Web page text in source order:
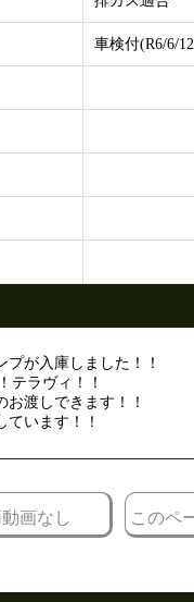
車検付(R6/6/
プが入庫しました！！
テラヴィ！！
お渡しできます！！
ています！！
画なし このペ